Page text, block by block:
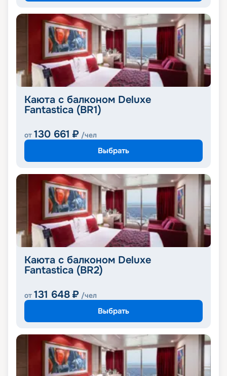
Каюта с балконом Deluxe
Fantastica (BR1)
от 130 661 ₽ /чел
Выбрать
Каюта с балконом Deluxe
Fantastica (BR2)
от 131 648 ₽ /чел
Выбрать